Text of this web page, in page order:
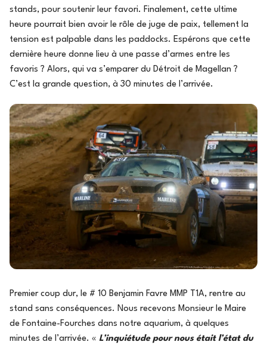
stands, pour soutenir leur favori. Finalement, cette ultime
heure pourrait bien avoir le rôle de juge de paix, tellement la
tension est palpable dans les paddocks. Espérons que cette
dernière heure donne lieu à une passe d’armes entre les
favoris ? Alors, qui va s’emparer du Détroit de Magellan ?
C’est la grande question, à 30 minutes de l’arrivée.
Premier coup dur, le # 10 Benjamin Favre MMP T1A, rentre au
stand sans conséquences. Nous recevons Monsieur le Maire
de Fontaine-Fourches dans notre aquarium, à quelques
minutes de l’arrivée. « L’inquiétude pour nous était l’état du